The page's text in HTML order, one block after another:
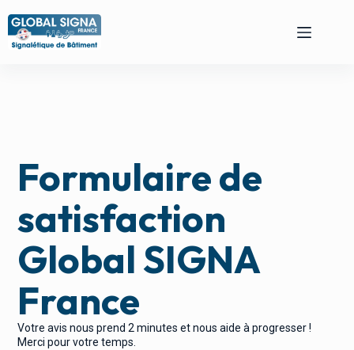
Formulaire de
satisfaction
Global SIGNA
France
Votre avis nous prend 2 minutes et nous aide à progresser !
Merci pour votre temps.